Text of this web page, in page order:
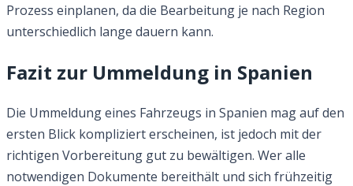
Prozess einplanen, da die Bearbeitung je nach Region
unterschiedlich lange dauern kann.
Fazit zur Ummeldung in Spanien
Die Ummeldung eines Fahrzeugs in Spanien mag auf den
ersten Blick kompliziert erscheinen, ist jedoch mit der
richtigen Vorbereitung gut zu bewältigen. Wer alle
notwendigen Dokumente bereithält und sich frühzeitig